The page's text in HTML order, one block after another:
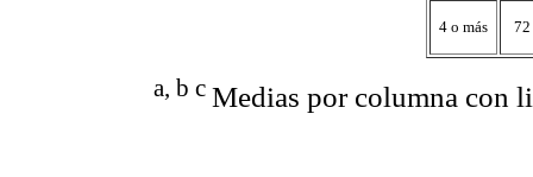
4 o más
a, b c Medias por columna con